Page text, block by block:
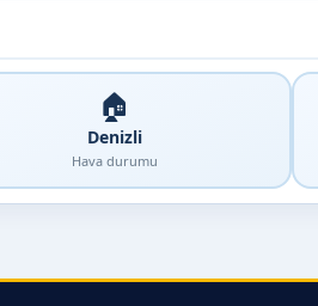
🏠
Denizli
Hava durumu